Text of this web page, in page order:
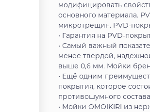
модифицировать
основного материала.
микротрещин. PVD-
• Гарантия на PVD-
• Самый важный
менее твердой,
выше 0,6 мм. Мойки
• Ещё одним
покрытия, которое
противошумного
• Мойки OMOIKIRI из